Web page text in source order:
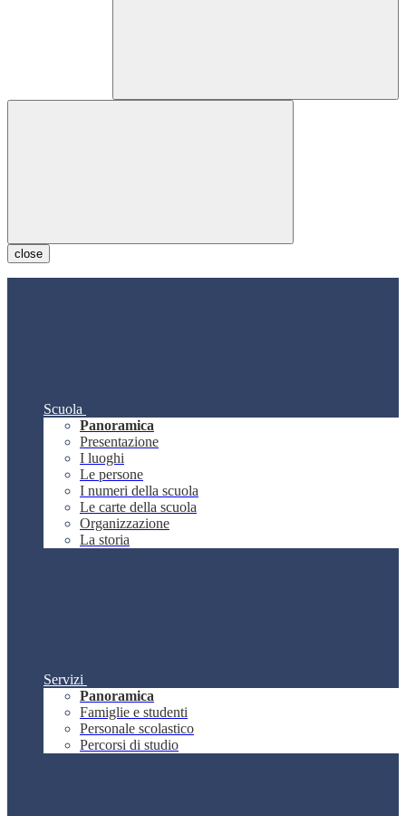
close
Scuola
Panoramica
Presentazione
I luoghi
Le persone
I numeri della scuola
Le carte della scuola
Organizzazione
La storia
Servizi
Panoramica
Famiglie e studenti
Personale scolastico
Percorsi di studio